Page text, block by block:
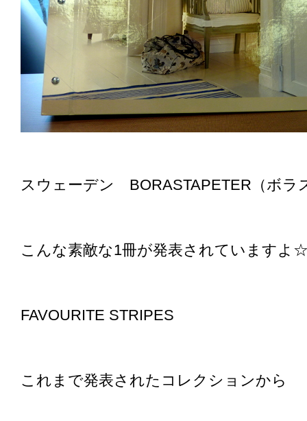
スウェーデン BORASTAPETER（ボラ
こんな素敵な1冊が発表されていますよ
FAVOURITE STRIPES
これまで発表されたコレクションから